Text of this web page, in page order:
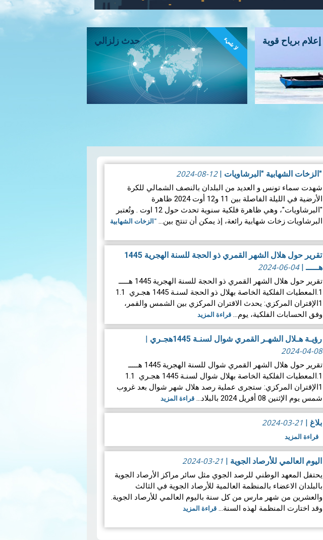
إعلام برياح قوية حدث زلزالي لا شيء
"الزخات الشهابية "البرشاويات |
2024-08-12
شهدت سماء تونس و العديد من البلدان بالنصف الشمالي للكرة
الأرضية في الليلة الفاصلة بين 11 و12 أوت 2024 ظاهرة
"البرشاويات"، وهي ظاهرة فلكية سنوية تحدث حول 12 اوت . وتُعتبر
البرشاويات زخات شهابية رائعة، إذ يمكن أن تنتج بين…"الزخات الشهابية
تقرير حول هلال الشهر القمري ذو الحجة للسنة الهجرية 1445
هـــــ|
2024-06-04
تقرير حول هلال الشهر القمري ذو الحجة للسنة الهجرية 1445 هـــــ
1الإقتران المركزي: يحدث الاقتران المركزي بين الشمس والقمر،
وفق الحسابات الفلكية، يوم…قراءة المزيد
رؤيـة هـلال الشهـر القمري شوال لسنـة 1445هجـري |
2024-04-08
تقرير حول هلال الشهر القمري شوال للسنة الهجرية 1445 هـــــ
1الإقتران المركزي: ستجرى عملية رصد هلال شهر شوال بعد غروب
شمس يوم الإثنين 08 أفريل 2024 بالبلاد…
قراءة المزيد
بلاغ |
2024-03-21
قراءة المزيد
اليوم العالمي للأرصاد الجوية |
2024-03-21
يحتفل المعهد الوطني للرصد الجوي مثل سائر مراكز الأرصاد الجوية
بالبلدان الاعضاء بالمنظمة العالمية للأرصاد الجوية في الثالث
والعشرين من شهر مارس من كل سنة باليوم العالمي للأرصاد الجوية.
وقد اختارت المنظمة لهذه السنة…قراءة المزيد